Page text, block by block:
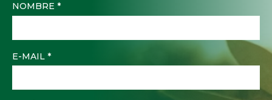
NOMBRE *
E-MAIL *